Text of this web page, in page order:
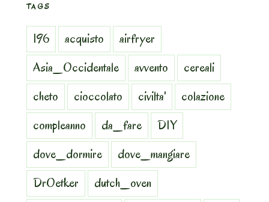
TAGS
196 acquisto
airfryer
Asia_Occidentale
avvento
cereali
cheto
cioccolato civilta'
colazione
compleanno
da_fare
DIY
dove_dormire
dove_mangiare
DrOetker
dutch_oven